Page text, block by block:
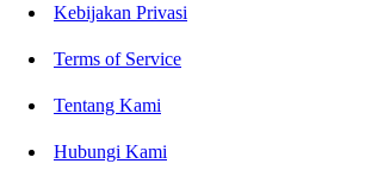
Kebijakan Privasi
Terms of Service
Tentang Kami
Hubungi Kami